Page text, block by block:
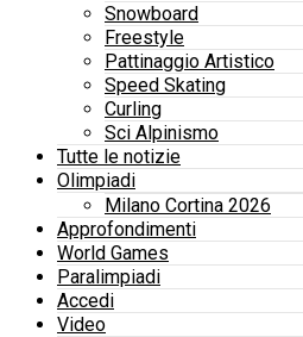
Snowboard
Freestyle
Pattinaggio Artistico
Speed Skating
Curling
Sci Alpinismo
Tutte le notizie
Olimpiadi
Milano Cortina 2026
Approfondimenti
World Games
Paralimpiadi
Accedi
Video